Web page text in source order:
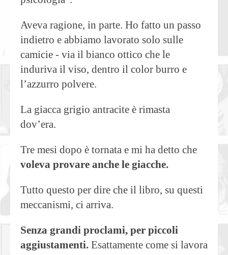
Aveva ragione, in parte. Ho fatto un passo
indietro e abbiamo lavorato solo sulle
camicie - via il bianco ottico che le
induriva il viso, dentro il color burro e
l’azzurro polvere.
La giacca grigio antracite è rimasta
dov’era.
Tre mesi dopo è tornata e mi ha detto che
voleva provare anche le giacche.
Tutto questo per dire che il libro, su questi
meccanismi, ci arriva.
Senza grandi proclami, per piccoli
aggiustamenti. Esattamente come si lavora